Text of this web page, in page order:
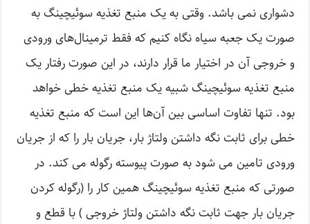
دشواری نمی باشد. وقتی به یک منبع تغذیه سوئیچینگ به
صورت یک جعبه سیاه نگاه کنیم که فقط ترمینال‌های ورودی
و خروجی آن در اختیار ما قرار دارند، در این صورت رفتار یک
منبع تغذیه سوئیچینگ شبیه یک منبع تغذیه خطی خواهد
بود. تنها تفاوت اساسی بین آن‌ها این است که منبع تغذیه
خطی برای ثابت نگه داشتن ولتاژ بار، جریان بار را که از جریان
ورودی تامین می شود به صورت پیوسته رگوله می کند. در
صورتی که منبع تغذیه سوئیچینگ همین کار را (رگوله کردن
جریان بار جهت ثابت نگه داشتن ولتاژ خروجی ) با قطع و